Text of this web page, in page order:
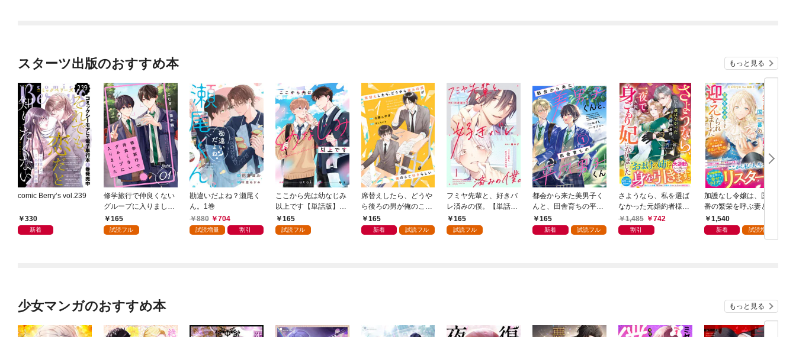
スターツ出版のおすすめ本 もっと見る
comic Berry’s vol.239
330
新着
修学旅行で仲良くない
グループに入りました
【単話版】1巻
165
試読フル
勘違いだよね？瀬尾く
ん。1巻
880
704
試読増量 割引
ここから先は幼なじみ
以上です【単話版】1
巻165
試読フル
席替えしたら、どうや
ら後ろの男が俺のこと
好きらしい【単話版】
１巻
165
新着 試読フル
フミヤ先輩と、好きバ
レ済みの僕。【単話
版】1巻
165
試読フル
都会から来た美男子く
んと、田舎育ちの平凡
男子くん【単話版】1
巻
165
新着 試読フル
さようなら、私を選ば
なかった元婚約者様。
一夜で大国君主の身ご
もり妃になりました
1,485 742
割引
加護なし令嬢は、国一
番の繁栄を呼ぶ妻とし
て迎えられました～無
能と捨てられた私、ど
うやら精霊との架け橋
1,540
新着 試読増量
少女マンガのおすすめ本 もっと見る